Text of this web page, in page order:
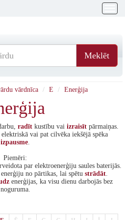
Meklēt
vārdnīca E Enerģija
radīt kustību vai izraisīt pārmaiņas.
vai pat cilvēka iekšējā spēka
izpausme.
Piemēri:
par elektroenerģiju saules baterijās.
no pārtikas, lai spētu strādāt.
enerģijas, ka visu dienu darbojās bez
noguruma.